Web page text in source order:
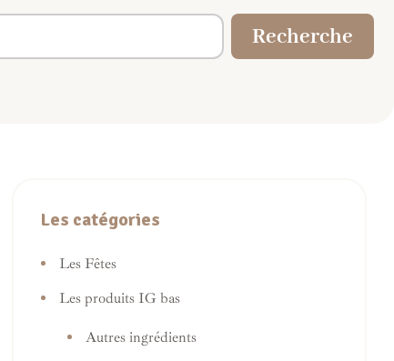
Recherche
Les catégories
Les Fêtes
Les produits IG bas
Autres ingrédients